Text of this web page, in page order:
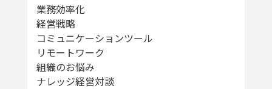
業務効率化
経営戦略
コミュニケーションツール
リモートワーク
組織のお悩み
ナレッジ経営対談